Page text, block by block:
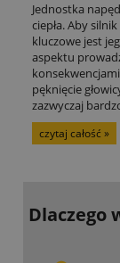
Jednostka
ciepła. Aby
kluczowe jest
aspektu
pęknięcie
zazwyczaj
czytaj całość »
Dlaczego